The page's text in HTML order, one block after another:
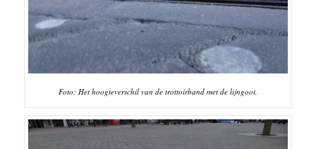
Foto: Het hoogteverschil van de trottoirband met de lijngoot.